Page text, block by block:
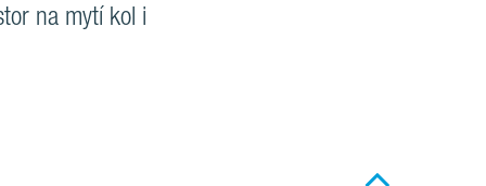
na mytí kol i